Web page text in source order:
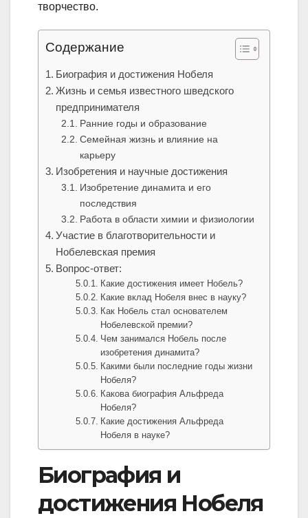
творчество.
Содержание
Биография и достижения Нобеля
Жизнь и семья известного шведского
предпринимателя
Ранние годы и образование
Семейная жизнь и влияние на
карьеру
Изобретения и научные достижения
Изобретение динамита и его
последствия
Работа в области химии и физиологии
Участие в благотворительности и
Нобелевская премия
Вопрос-ответ:
Какие достижения имеет Нобель?
Какие вклад Нобеля внес в науку?
Как Нобель стал основателем
Нобелевской премии?
Чем занимался Нобель после
изобретения динамита?
Какими были последние годы жизни
Нобеля?
Какова биография Альфреда
Нобеля?
Какие достижения Альфреда
Нобеля в науке?
Биография и
достижения Нобеля